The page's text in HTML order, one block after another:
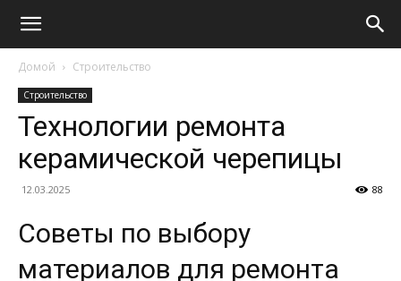
Домой Строительство
Строительство
Технологии ремонта
керамической черепицы
12.03.2025 88
Советы по выбору
материалов для ремонта